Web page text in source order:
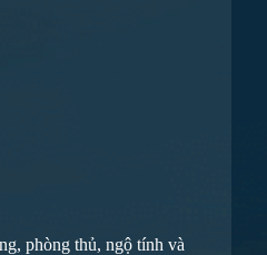
phòng thủ, ngộ tính và